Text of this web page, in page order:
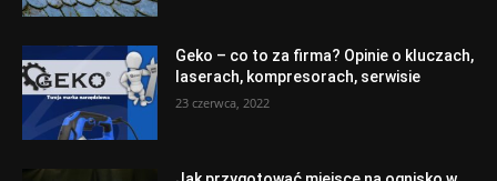
Geko – co to za firma? Opinie o kluczach,
laserach, kompresorach, serwisie
23 czerwca, 2022